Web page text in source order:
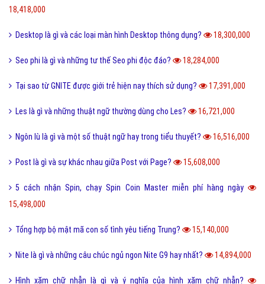
18,418,000
Desktop là gì và các loại màn hình Desktop thông dụng? 18,300,000
Seo phi là gì và những tư thế Seo phi độc đáo? 18,284,000
Tại sao từ GNITE được giới trẻ hiện nay thích sử dụng? 17,391,000
Les là gì và những thuật ngữ thường dùng cho Les? 16,721,000
Ngôn lù là gì và một số thuật ngữ hay trong tiểu thuyết? 16,516,000
Post là gì và sự khác nhau giữa Post với Page? 15,608,000
5 cách nhận Spin, chạy Spin Coin Master miễn phí hàng ngày
15,498,000
Tổng hợp bộ mật mã con số tình yêu tiếng Trung? 15,140,000
Nite là gì và những câu chúc ngủ ngon Nite G9 hay nhất? 14,894,000
Hình xăm chữ nhẫn là gì và ý nghĩa của hình xăm chữ nhẫn?